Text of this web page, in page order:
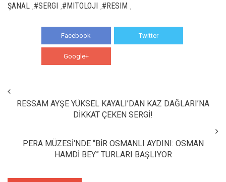
ŞANAL #SERGI #MITOLOJI #RESIM
Facebook Twitter
Google+
RESSAM AYŞE YÜKSEL KAYALI’DAN KAZ DAĞLARI’NA
DİKKAT ÇEKEN SERGİ!
PERA MÜZESİ'NDE “BİR OSMANLI AYDINI: OSMAN
HAMDİ BEY” TURLARI BAŞLIYOR